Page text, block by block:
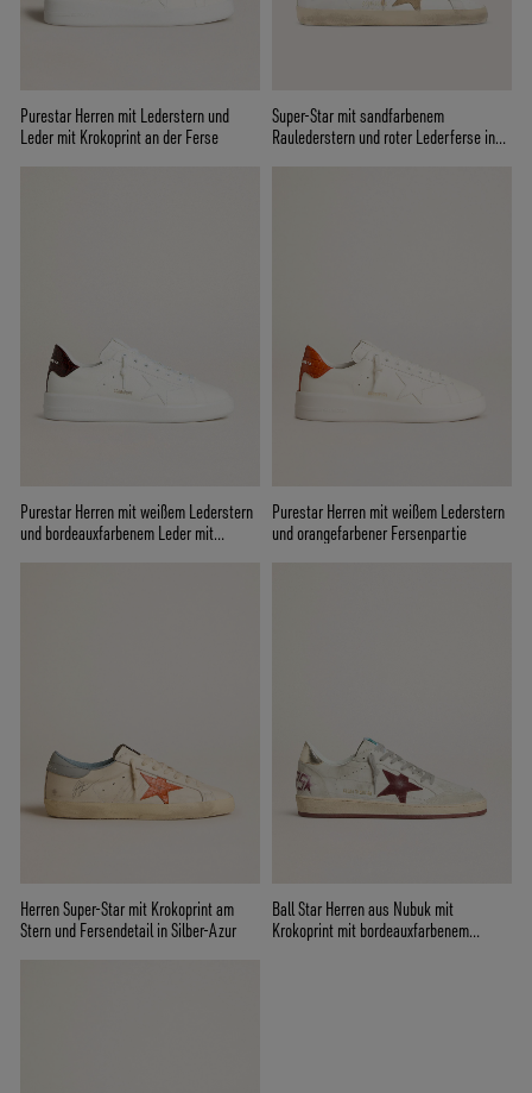
Purestar Herren mit Lederstern und
Leder mit Krokoprint an der Ferse
Super-Star mit sandfarbenem
Raulederstern und roter Lederferse in
Purestar Herren mit weißem Lederstern
und bordeauxfarbenem Leder mit
Purestar Herren mit weißem Lederstern
und orangefarbener Fersenpartie
Herren Super-Star mit Krokoprint am
Stern und Fersendetail in Silber-Azur
Ball Star Herren aus Nubuk mit
Krokoprint mit bordeauxfarbenem